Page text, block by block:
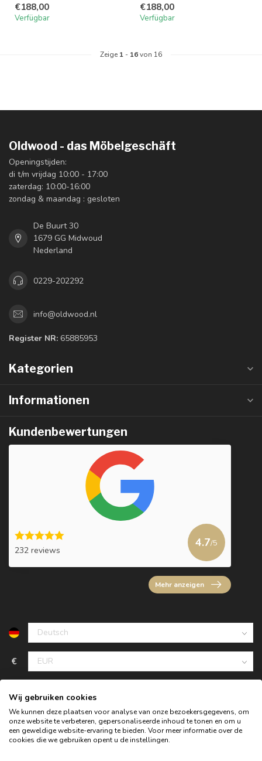
€188,00
Verfügbar
€188,00
Verfügbar
Zeige 1 - 16von 16
Oldwood - das Möbelgeschäft
Openingstijden:
di t/m vrijdag 10:00 - 17:00
zaterdag: 10:00-16:00
zondag & maandag : gesloten
De Buurt 30
1679 GG Midwoud
Nederland
0229-202292
info@oldwood.nl
Register NR: 65885953
Kategorien
Informationen
Kundenbewertungen
232 reviews
4.7/5
Mehr anzeigen
€
Wij gebruiken cookies
We kunnen deze plaatsen voor analyse van onze bezoekersgegevens, om
onze website te verbeteren, gepersonaliseerde inhoud te tonen en om u
een geweldige website-ervaring te bieden. Voor meer informatie over de
cookies die we gebruiken opent u de instellingen.